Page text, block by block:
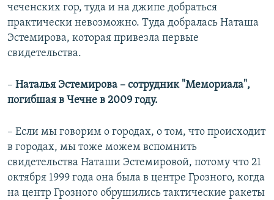
чеченских гор, туда и на джипе добраться
практически невозможно. Туда добралась Наташа
Эстемирова, которая привезла первые
свидетельства.
–​ Наталья Эстемирова – сотрудник "Мемориала",
погибшая в Чечне в 2009 году.
– Если мы говорим о городах, о том, что происходит
в городах, мы тоже можем вспомнить
свидетельства Наташи Эстемировой, потому что 21
октября 1999 года она была в центре Грозного, когда
на центр Грозного обрушились тактические ракеты